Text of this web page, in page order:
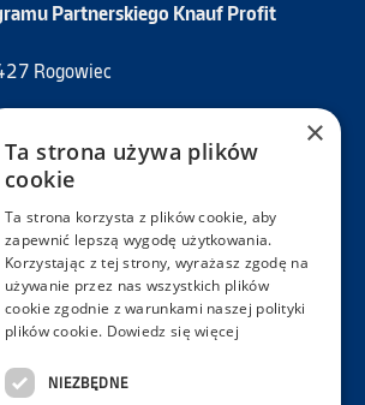
Partnerskiego Knauf Profit
Rogowiec
faktur Programu Knauf Profit
Mantis
programu, każdy Uczestnik staje się
Knauf Profit, dla której
×
Ta strona używa plików
cookie
Ta strona korzysta z plików cookie, aby
zapewnić lepszą wygodę użytkowania.
Korzystając z tej strony, wyrażasz zgodę na
używanie przez nas wszystkich plików
cookie zgodnie z warunkami naszej polityki
plików cookie. Dowiedz się więcej
NIEZBĘDNE